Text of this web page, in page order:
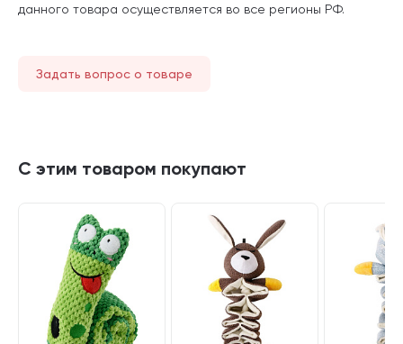
данного товара осуществляется во все регионы РФ.
Задать вопрос о товаре
С этим товаром покупают